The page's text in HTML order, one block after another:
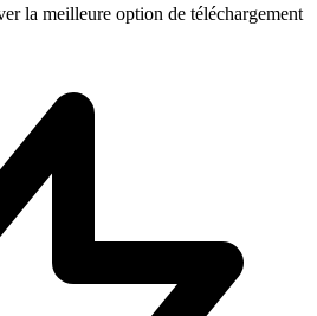
la meilleure option de téléchargement